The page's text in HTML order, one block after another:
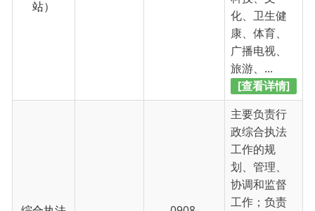
统一的运行
管理制度，
包括日常工
作制度、包...
[查看详情]
负责农业、
林业、畜牧
兽医、草
原、农机、
农技、水利
等方面的服
务工作；协
助乡（镇）